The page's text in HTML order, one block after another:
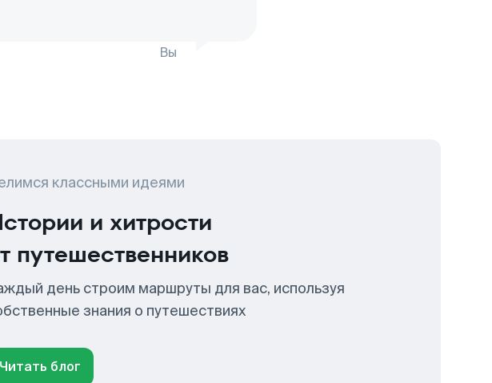
Вы
классными идеями
и хитрости
путешественников
день строим маршруты для вас, используя
знания о путешествиях
Читать блог